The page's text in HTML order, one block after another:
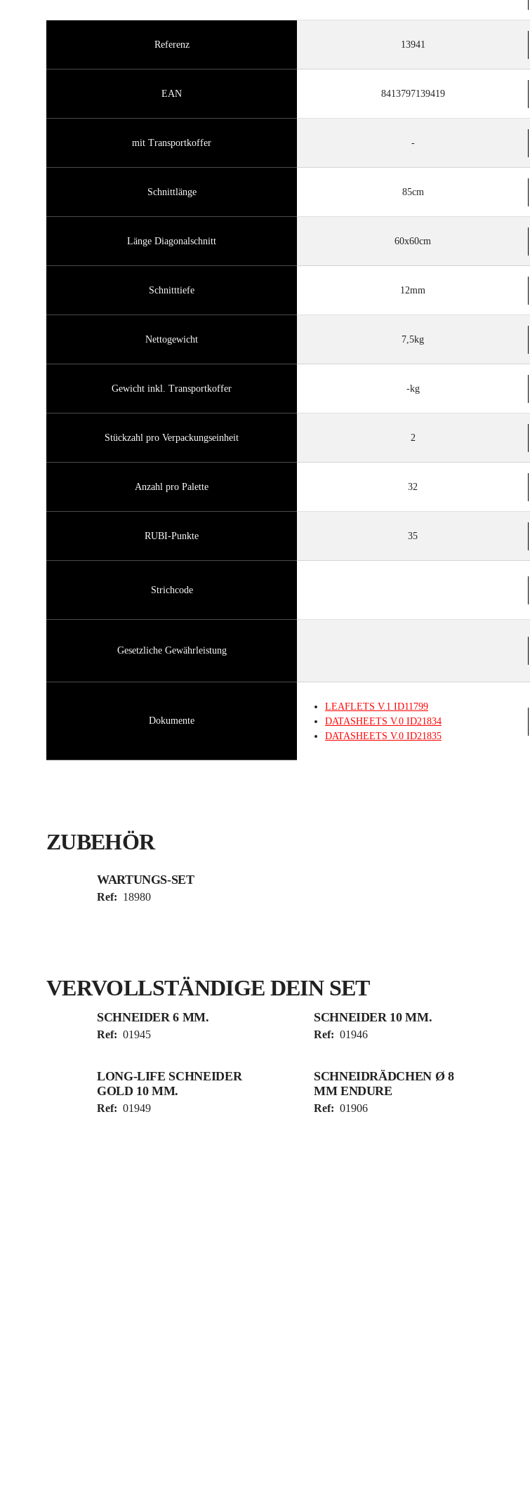
Referenz 13941
EAN 8413797139419
mit Transportkoffer -
Schnittlänge 85cm
Länge Diagonalschnitt 60x60cm
Schnitttiefe 12mm
Nettogewicht 7,5kg
Gewicht inkl. Transportkoffer -kg
Stückzahl pro Verpackungseinheit 2
Anzahl pro Palette 32
RUBI-Punkte 35
Strichcode
Gesetzliche Gewährleistung
Dokumente
LEAFLETS V.1 ID11799
DATASHEETS V.0 ID21834
DATASHEETS V.0 ID21835
ZUBEHÖR
WARTUNGS-SET
Ref: 18980
VERVOLLSTÄNDIGE DEIN SET
SCHNEIDER 6 MM.
Ref: 01945
SCHNEIDER 10 MM.
Ref: 01946
LONG-LIFE SCHNEIDER
GOLD 10 MM.
Ref: 01949
SCHNEIDRÄDCHEN Ø 8
MM ENDURE
Ref: 01906